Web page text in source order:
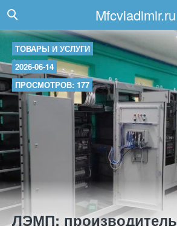
Mfcvladimir.ru
ТОВАРЫ И УСЛУГИ
2026-06-14
ПРОСМОТРОВ: 177
ЛЭМП: производитель